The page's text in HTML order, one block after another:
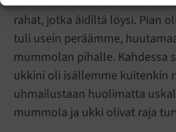
rahat, jotka äidiltä löysi. Pian
tuli usein peräämme,
mummolan pihalle. Kahdessa
ukkini oli isällemme kuitenkin
uhmailustaan huolimatta
mummola ja ukki olivat raja